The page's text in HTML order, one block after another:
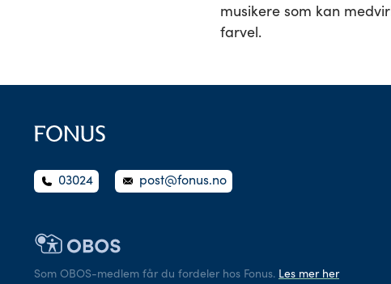
musikere som kan
farvel.
03024 post@fonus.no
Som OBOS-medlem får du fordeler hos Fonus. Les mer her